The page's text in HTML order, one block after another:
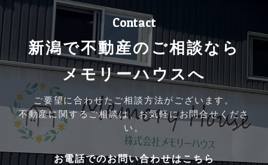
Contact
新潟で不動産のご相談なら
メモリーハウスへ
ご要望に合わせたご相談方法がございます。
不動産に関するご相談は、お気軽にお問合せくださ
い。
お電話でのお問い合わせはこちら